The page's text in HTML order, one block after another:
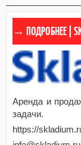
Аренда и
задачи.
https://